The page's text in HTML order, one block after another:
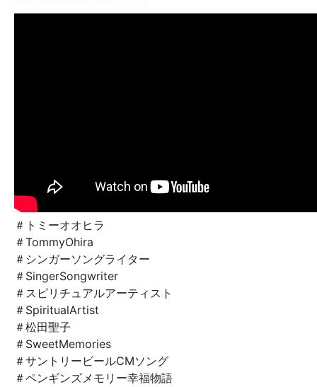
＃トミーオオヒラ
＃TommyOhira
＃シンガーソングライター
＃SingerSongwriter
＃スピリチュアルアーティスト
＃SpiritualArtist
＃松田聖子
＃SweetMemories
＃サントリービールCMソング
＃ペンギンズメモリー幸福物語